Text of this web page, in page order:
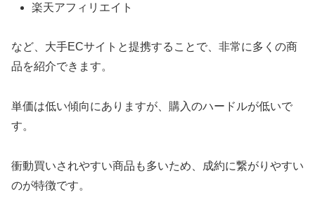
楽天アフィリエイト
など、大手ECサイトと提携することで、非常に多くの商
品を紹介できます。
単価は低い傾向にありますが、購入のハードルが低いで
す。
衝動買いされやすい商品も多いため、成約に繋がりやすい
のが特徴です。